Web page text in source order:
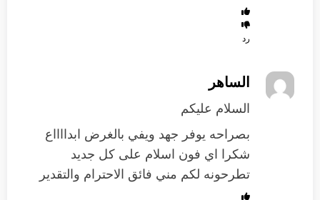
رد
الساهر
السلام عليكم
بصراحه يوفر جهد ويفي بالغرض ابدااااع
شكرا اي فون اسلام على كل جديد
تطرحونه لكم مني فائق الاحترام والتقدير